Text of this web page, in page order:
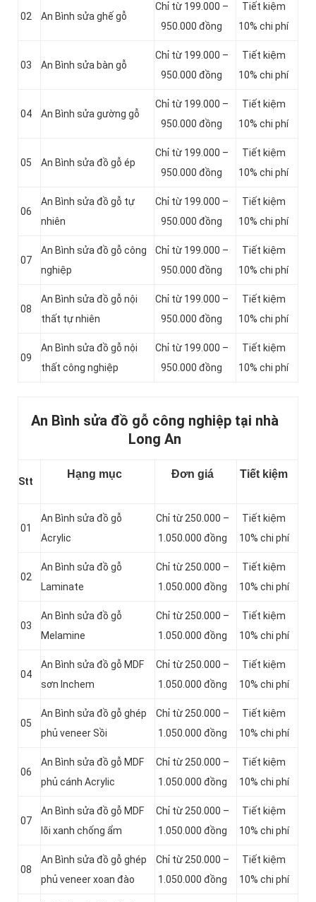
02 An Bình sửa ghế gỗ
Chỉ từ 199.000 –
950.000 đồng
Tiết kiệm
10% chi phí
03 An Bình sửa bàn gỗ
Chỉ từ 199.000 –
950.000 đồng
Tiết kiệm
10% chi phí
04 An Bình sửa gường gỗ
Chỉ từ 199.000 –
950.000 đồng
Tiết kiệm
10% chi phí
05 An Bình sửa đồ gỗ ép
Chỉ từ 199.000 –
950.000 đồng
Tiết kiệm
10% chi phí
06
An Bình sửa đồ gỗ tự
nhiên
Chỉ từ 199.000 –
950.000 đồng
Tiết kiệm
10% chi phí
07
An Bình sửa đồ gỗ công
nghiệp
Chỉ từ 199.000 –
950.000 đồng
Tiết kiệm
10% chi phí
08
An Bình sửa đồ gỗ nội
thất tự nhiên
Chỉ từ 199.000 –
950.000 đồng
Tiết kiệm
10% chi phí
09
An Bình sửa đồ gỗ nội
thất công nghiệp
Chỉ từ 199.000 –
950.000 đồng
Tiết kiệm
10% chi phí
An Bình sửa đồ gỗ công nghiệp tại nhà
Long An
Stt
Hạng mục Đơn giá Tiết kiệm
01
An Bình sửa đồ gỗ
Acrylic
Chỉ từ 250.000 –
1.050.000 đồng
Tiết kiệm
10% chi phí
02
An Bình sửa đồ gỗ
Laminate
Chỉ từ 250.000 –
1.050.000 đồng
Tiết kiệm
10% chi phí
03
An Bình sửa đồ gỗ
Melamine
Chỉ từ 250.000 –
1.050.000 đồng
Tiết kiệm
10% chi phí
04
An Bình sửa đồ gỗ MDF
sơn Inchem
Chỉ từ 250.000 –
1.050.000 đồng
Tiết kiệm
10% chi phí
05
An Bình sửa đồ gỗ ghép
phủ veneer Sồi
Chỉ từ 250.000 –
1.050.000 đồng
Tiết kiệm
10% chi phí
06
An Bình sửa đồ gỗ MDF
phủ cánh Acrylic
Chỉ từ 250.000 –
1.050.000 đồng
Tiết kiệm
10% chi phí
07
An Bình sửa đồ gỗ MDF
lõi xanh chống ẩm
Chỉ từ 250.000 –
1.050.000 đồng
Tiết kiệm
10% chi phí
08
An Bình sửa đồ gỗ ghép
phủ veneer xoan đào
Chỉ từ 250.000 –
1.050.000 đồng
Tiết kiệm
10% chi phí